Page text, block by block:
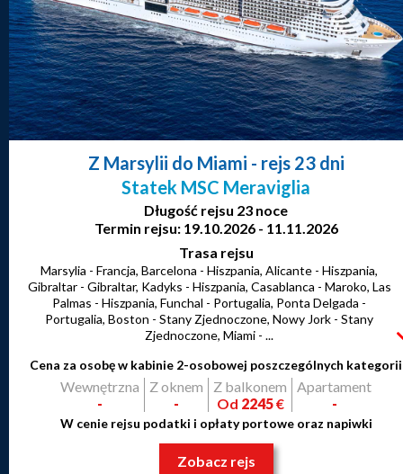
Z Marsylii do Miami - rejs 23 dni
Statek MSC Meraviglia
Długość rejsu 23 noce
Termin rejsu: 19.10.2026 - 11.11.2026
Trasa rejsu
Marsylia - Francja, Barcelona - Hiszpania, Alicante - Hiszpania,
Gibraltar - Gibraltar, Kadyks - Hiszpania, Casablanca - Maroko, Las
Palmas - Hiszpania, Funchal - Portugalia, Ponta Delgada -
Portugalia, Boston - Stany Zjednoczone, Nowy Jork - Stany
Zjednoczone, Miami - ...
Cena za osobę w kabinie 2-osobowej poszczególnych kategorii
Wewnętrzna
-
Z oknem
-
Z balkonem
Od 2245€
Apartament
-
W cenie rejsu podatki i opłaty portowe oraz napiwki
Zobacz rejs